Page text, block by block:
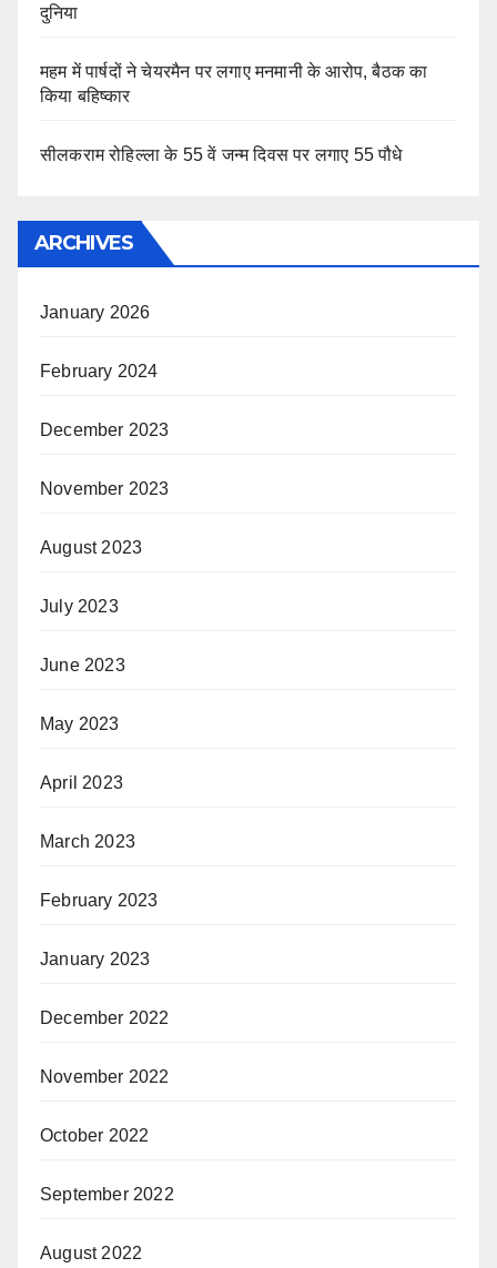
दुनिया
महम में पार्षदों ने चेयरमैन पर लगाए मनमानी के आरोप, बैठक का
किया बहिष्कार
सीलकराम रोहिल्ला के 55 वें जन्म दिवस पर लगाए 55 पौधे
ARCHIVES
January 2026
February 2024
December 2023
November 2023
August 2023
July 2023
June 2023
May 2023
April 2023
March 2023
February 2023
January 2023
December 2022
November 2022
October 2022
September 2022
August 2022